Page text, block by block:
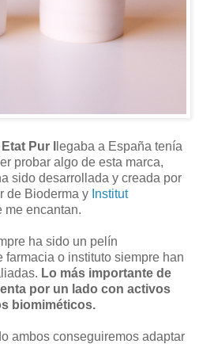
Etat Pur l
legaba a España tenía
probar algo de esta marca,
sido desarrollada y creada por
de Bioderma y Institut
me encantan.
ha sido un pelín
farmacia o instituto siempre han
Lo más importante de
por un lado con activos
biomiméticos.
ambos conseguiremos adaptar